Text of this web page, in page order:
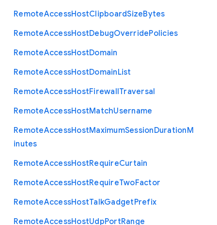
RemoteAccessHostClipboardSizeBytes
RemoteAccessHostDebugOverridePolicies
RemoteAccessHostDomain
RemoteAccessHostDomainList
RemoteAccessHostFirewallTraversal
RemoteAccessHostMatchUsername
RemoteAccessHostMaximumSessionDurationM
inutes
RemoteAccessHostRequireCurtain
RemoteAccessHostRequireTwoFactor
RemoteAccessHostTalkGadgetPrefix
RemoteAccessHostUdpPortRange